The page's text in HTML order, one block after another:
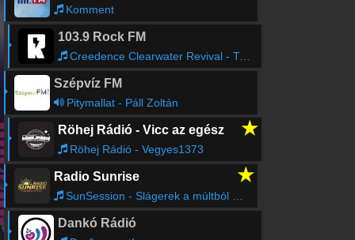
Komment
103.9 Rock FM
Creedence Clearwater Revival - Travelin' Band
Szépvíz FM
Pitymallat - Páll Zoltán
Röhej Rádió - Vicc az egész ★
Röhej Rádió - Vegyes1373
Radio Sunrise ★
SunSession - Slágerek a múltból és jelenből!
Dankó Rádió